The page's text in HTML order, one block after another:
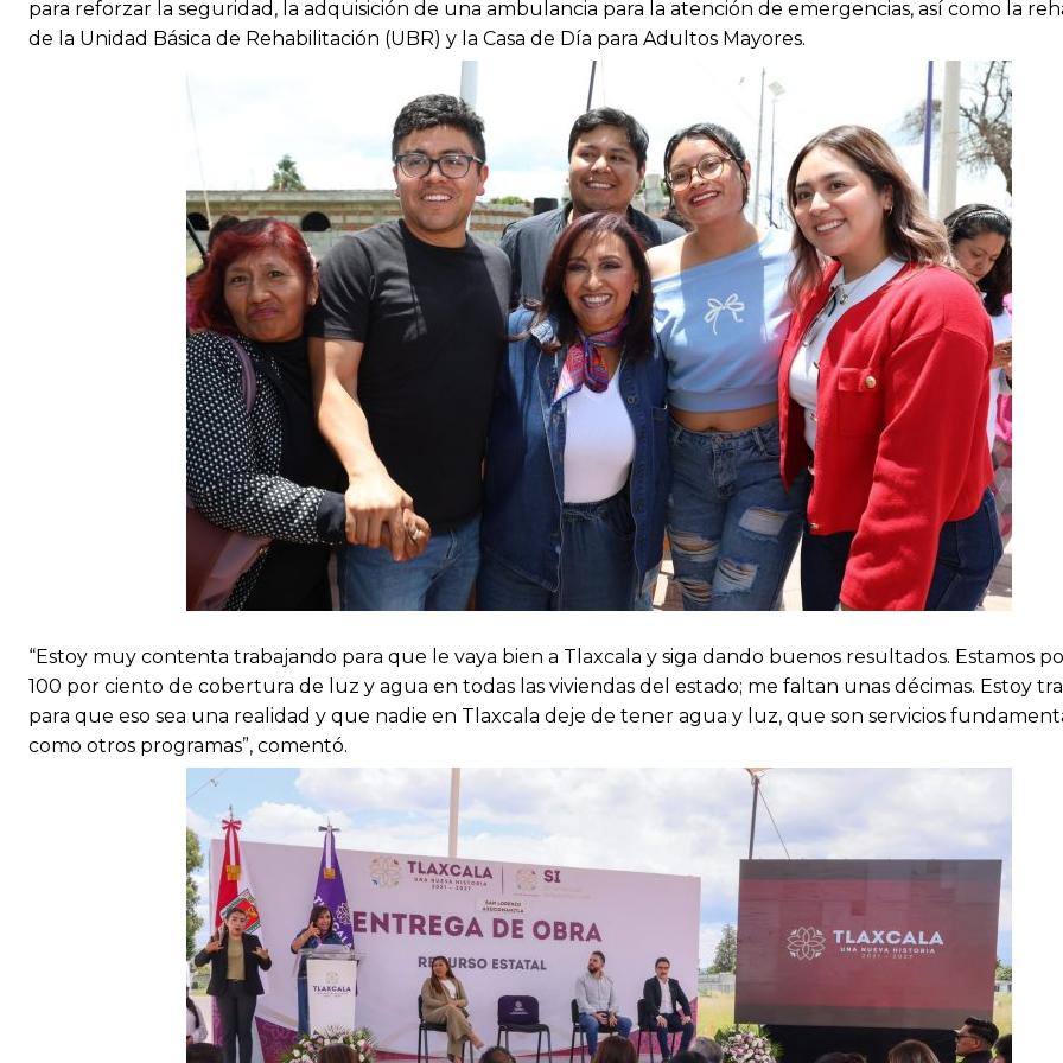
para reforzar la seguridad, la adquisición de una ambulancia para la atención de emergencias, así como la
de la Unidad Básica de Rehabilitación (UBR) y la Casa de Día para Adultos Mayores.
“Estoy muy contenta trabajando para que le vaya bien a Tlaxcala y siga dando buenos resultados. Estamos
100 por ciento de cobertura de luz y agua en todas las viviendas del estado; me faltan unas décimas. Estoy
para que eso sea una realidad y que nadie en Tlaxcala deje de tener agua y luz, que son servicios
como otros programas”, comentó.